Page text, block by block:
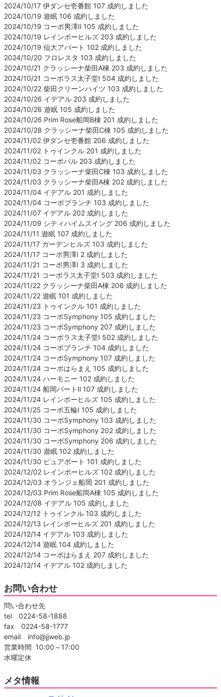
2024/10/17 伊ダンセ壱番館 107 成約しました
2024/10/19 遊眠 106 成約しました
2024/10/19 コーポ男澤Ⅱ 105 成約しました
2024/10/19 レインボーヒルズ 203 成約しました
2024/10/19 仙大アパート 102 成約しました
2024/10/20 フロレスタ 103 成約しました
2024/10/21 クラッシーナ柴田A棟 203 成約しました
2024/10/21 コーポラス太子堂Ⅰ 504 成約しました
2024/10/22 柴田クリーンハイツ 103 成約しました
2024/10/26 イデアル 203 成約しました
2024/10/26 遊眠 105 成約しました
2024/10/26 Prim Rose船岡B棟 201 成約しました
2024/10/28 クラッシーナ柴田C棟 105 成約しました
2024/11/02 伊ダンセ壱番館 206 成約しました
2024/11/02 トゥインクル 201 成約しました
2024/11/02 コーポパル 203 成約しました
2024/11/03 クラッシーナ柴田C棟 103 成約しました
2024/11/03 クラッシーナ柴田A棟 202 成約しました
2024/11/04 イデアル 201 成約しました
2024/11/04 コーポブランチ 103 成約しました
2024/11/07 イデアル 202 成約しました
2024/11/09 シティハイムスイング 206 成約しました
2024/11/11 遊眠 107 成約しました
2024/11/17 ガーデンヒルズ 103 成約しました
2024/11/17 コーポ男澤Ⅰ 2 成約しました
2024/11/21 コーポ男澤Ⅰ 3 成約しました
2024/11/21 コーポラス太子堂Ⅰ 503 成約しました
2024/11/22 クラッシーナ柴田A棟 206 成約しました
2024/11/22 遊眠 101 成約しました
2024/11/23 トゥインクル 101 成約しました
2024/11/23 コーポSymphony 105 成約しました
2024/11/23 コーポSymphony 207 成約しました
2024/11/24 コーポラス太子堂Ⅰ 502 成約しました
2024/11/24 コーポブランチ 104 成約しました
2024/11/24 コーポSymphony 107 成約しました
2024/11/24 コーポはらまえ 105 成約しました
2024/11/24 ハーモニー 102 成約しました
2024/11/24 船岡パートⅡ 107 成約しました
2024/11/24 レインボーヒルズ 105 成約しました
2024/11/25 コーポ五輪Ⅰ 105 成約しました
2024/11/30 コーポSymphony 103 成約しました
2024/11/30 コーポSymphony 202 成約しました
2024/11/30 コーポSymphony 206 成約しました
2024/11/30 遊眠 102 成約しました
2024/11/30 ピュアポート 101 成約しました
2024/12/02 レインボーヒルズ 102 成約しました
2024/12/03 オランジェ船岡 201 成約しました
2024/12/03 Prim Rose船岡A棟 105 成約しました
2024/12/08 イデアル 105 成約しました
2024/12/12 トゥインクル 103 成約しました
2024/12/13 レインボーヒルズ 201 成約しました
2024/12/14 イデアル 103 成約しました
2024/12/14 遊眠 104 成約しました
2024/12/14 コーポはらまえ 207 成約しました
2024/12/14 イデアル 102 成約しました
お問い合わせ
問い合わせ先
tel 0224-58-1888
fax 0224-58-1777
email info@jjweb.jp
営業時間 10:00～17:00
水曜定休
メタ情報